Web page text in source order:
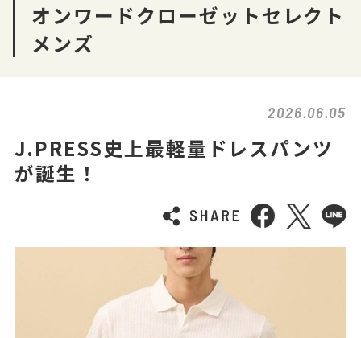
オンワードクローゼットセレクト
メンズ
2026.06.05
J.PRESS史上最軽量ドレスパンツ
が誕生！